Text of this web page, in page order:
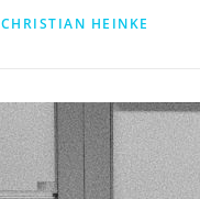
CHRISTIAN HEINKE